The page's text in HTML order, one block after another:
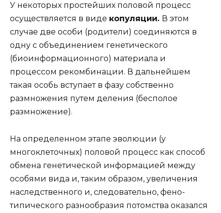
У некоторых простейших половой процесс
осуществляется в виде копуляции. В этом
случае две особи (родители) соединяются в
одну с объединением генетического
(биоинформационного) материала и
процессом рекомбинации. В дальнейшем
такая особь вступает в фазу собственно
размножения путем деления (бесполое
размножение).
На определенном этапе эволюции (у
многоклеточных) половой процесс как способ
обмена генетической информацией между
особями вида и, таким образом, увеличения
наследственного и, следовательно, фено-
типического разнообразия потомства оказался